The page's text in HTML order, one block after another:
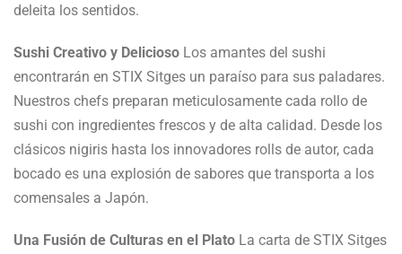
deleita los sentidos.
Sushi Creativo y Delicioso Los amantes del sushi
encontrarán en STIX Sitges un paraíso para sus paladares.
Nuestros chefs preparan meticulosamente cada rollo de
sushi con ingredientes frescos y de alta calidad. Desde los
clásicos nigiris hasta los innovadores rolls de autor, cada
bocado es una explosión de sabores que transporta a los
comensales a Japón.
Una Fusión de Culturas en el Plato La carta de STIX Sitges